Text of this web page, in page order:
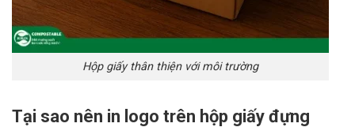
Hộp giấy thân thiện với môi trường
Tại sao nên in logo trên hộp giấy đựng